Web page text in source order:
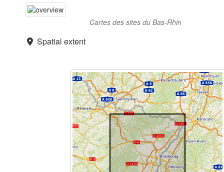
Cartes des sites du Bas-Rhin
Spatial extent